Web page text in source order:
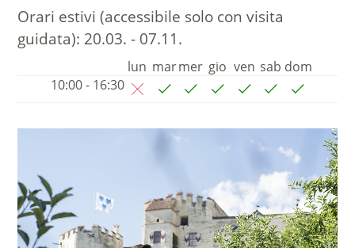
Orari estivi (accessibile solo con visita
guidata): 20.03. - 07.11.
lun marmer gio ven sab dom
10:00 - 16:30